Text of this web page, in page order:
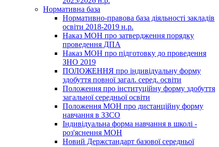
Нормативна база
Нормативно-правова база діяльності закладів
освіти 2018-2019 н.р.
Наказ МОН про затвердження порядку
проведення ДПА
Наказ МОН про підготовку до проведення
ЗНО 2019
ПОЛОЖЕННЯ про індивідуальну форму
здобуття повної загал. серед. освіти
Положення про інституційну форму здобуття
загальної середньої освіти
Положення МОН про дистанційну форму
навчання в ЗЗСО
Індивідуальна форма навчання в школі -
роз'яснення МОН
Новий Держстандарт базової середньої